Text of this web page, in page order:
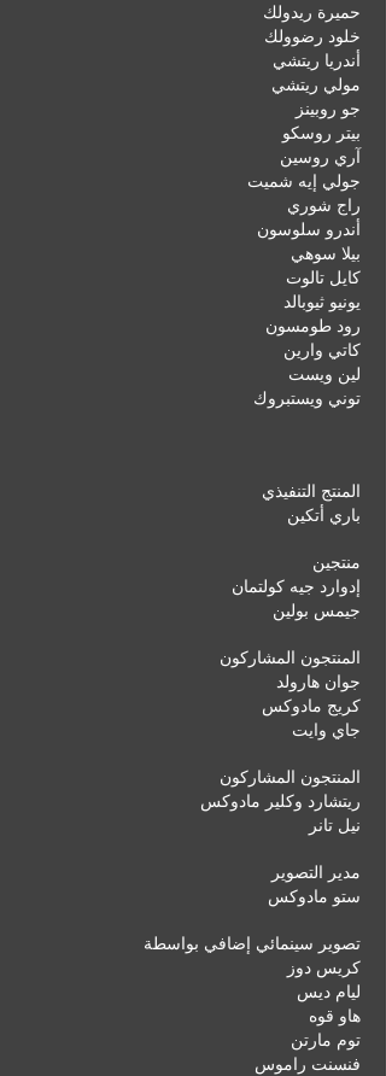
حميرة ريدولك
خلود رضوولك
أندريا ريتشي
مولي ريتشي
جو روبينز
بيتر روسكو
آري روسين
جولي إيه شميت
راج شوري
أندرو سلوسون
بيلا سوهي
كايل تالوت
يونيو ثيوبالد
رود طومسون
كاتي وارين
لين ويست
توني ويستبروك
المنتج التنفيذي
باري أتكين
منتجين
إدوارد جيه كولتمان
جيمس بولين
المنتجون المشاركون
جوان هارولد
كريج مادوكس
جاي وايت
المنتجون المشاركون
ريتشارد وكلير مادوكس
نيل تانر
مدير التصوير
ستو مادوكس
تصوير سينمائي إضافي بواسطة
كريس دوز
ليام ديس
هاو قوه
توم مارتن
فنسنت راموس